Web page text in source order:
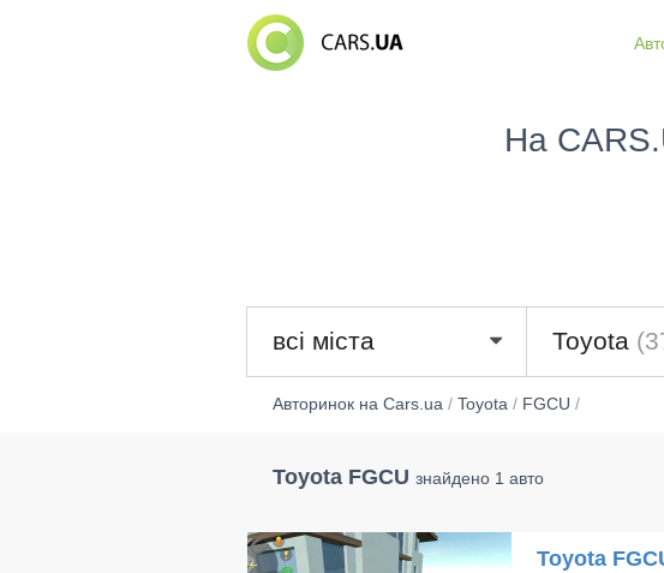
На
всі міста Toyota
Авторинок на Cars.ua/ Toyota/ FGCU /
Toyota FGCU знайдено 1 авто
Toyota